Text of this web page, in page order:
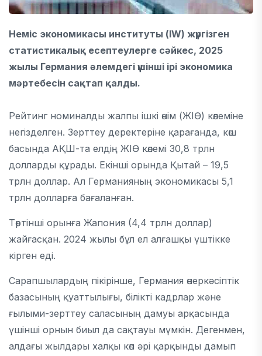
Неміс экономикасы институты (IW) жүргізген
статистикалық есептеулерге сәйкес, 2025
жылы Германия әлемдегі үшінші ірі экономика
мәртебесін сақтап қалды.
Рейтинг номиналды жалпы ішкі өнім (ЖІӨ) көлеміне
негізделген. Зерттеу деректеріне қарағанда, көш
басында АҚШ-та елдің ЖІӨ көлемі 30,8 трлн
долларды құрады. Екінші орында Қытай – 19,5
трлн доллар. Ал Германияның экономикасы 5,1
трлн долларға бағаланған.
Төртінші орынға Жапония (4,4 трлн доллар)
жайғасқан. 2024 жылы бұл ел алғашқы үштікке
кірген еді.
Сарапшылардың пікірінше, Германия өнеркәсіптік
базасының қуаттылығы, білікті кадрлар және
ғылыми-зерттеу саласының дамуы арқасында
үшінші орнын биыл да сақтауы мүмкін. Дегенмен,
алдағы жылдары халқы көп әрі қарқынды дамып